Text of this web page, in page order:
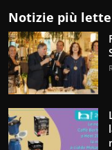
Notizie più lette